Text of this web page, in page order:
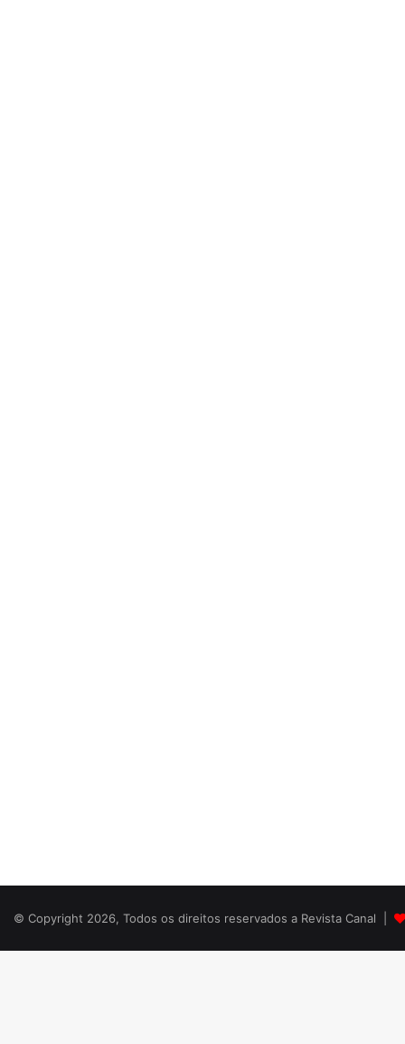
© Copyright 2026, Todos os direitos reservados a Revista Canal |